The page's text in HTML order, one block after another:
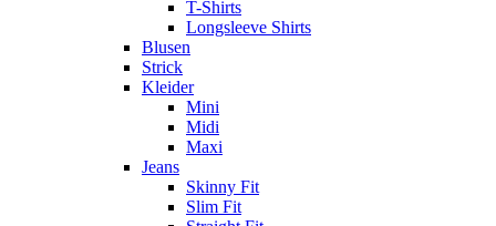
T-Shirts
Longsleeve Shirts
Blusen
Strick
Kleider
Mini
Midi
Maxi
Jeans
Skinny Fit
Slim Fit